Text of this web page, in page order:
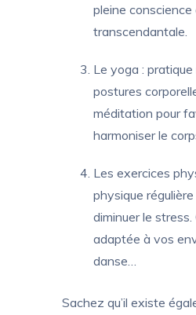
pleine
transcendantale.
Le yoga :
postures
méditation pour
harmoniser le
Les exercices
physique
diminuer le
adaptée à vos
danse…
Sachez qu’il existe